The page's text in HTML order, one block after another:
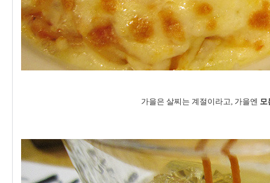
가을은 살찌는 계절이라고, 가을엔 모